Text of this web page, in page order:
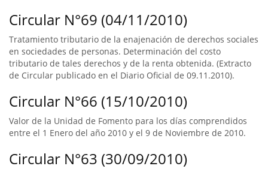
Circular N°69 (04/11/2010)
Tratamiento tributario de la enajenación de derechos sociales
en sociedades de personas. Determinación del costo
tributario de tales derechos y de la renta obtenida. (Extracto
de Circular publicado en el Diario Oficial de 09.11.2010).
Circular N°66 (15/10/2010)
Valor de la Unidad de Fomento para los días comprendidos
entre el 1 Enero del año 2010 y el 9 de Noviembre de 2010.
Circular N°63 (30/09/2010)